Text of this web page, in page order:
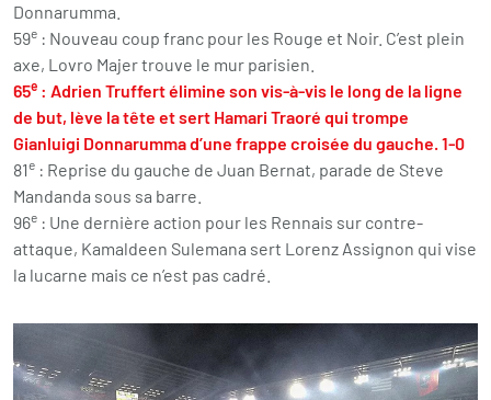
Donnarumma.
59e : Nouveau coup franc pour les Rouge et Noir. C’est plein
axe, Lovro Majer trouve le mur parisien.
65e : Adrien Truffert élimine son vis-à-vis le long de la ligne
de but, lève la tête et sert Hamari Traoré qui trompe
Gianluigi Donnarumma d’une frappe croisée du gauche. 1-0
81e : Reprise du gauche de Juan Bernat, parade de Steve
Mandanda sous sa barre.
96e : Une dernière action pour les Rennais sur contre-
attaque, Kamaldeen Sulemana sert Lorenz Assignon qui vise
la lucarne mais ce n’est pas cadré.